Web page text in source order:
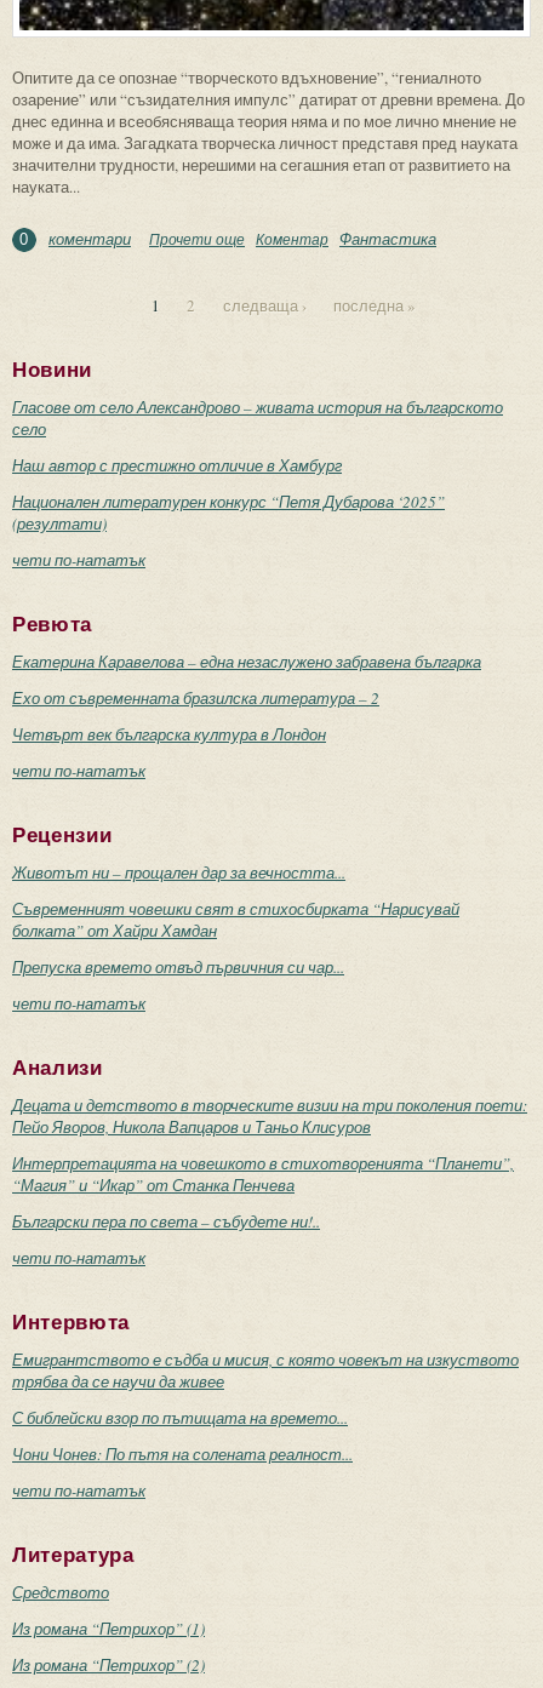
Опитите да се опознае “творческото вдъхновение”, “гениалното
озарение” или “съзидателния импулс” датират от древни времена. До
днес единна и всеобясняваща теория няма и по мое лично мнение не
може и да има. Загадката творческа личност представя пред науката
значителни трудности, нерешими на сегашния етап от развитието на
науката...
0 коментари Прочети още about Направление фантастика (6):
Коментар Фантастика
1 2 следваща › последна »
Новини
Гласове от село Александрово – живата история на българското
село
Наш автор с престижно отличие в Хамбург
Национален литературен конкурс “Петя Дубарова ‘2025”
(резултати)
чети по-нататък
Ревюта
Екатерина Каравелова – една незаслужено забравена българка
Ехо от съвременната бразилска литература – 2
Четвърт век българска култура в Лондон
чети по-нататък
Рецензии
Животът ни – прощален дар за вечността...
Съвременният човешки свят в стихосбирката “Нарисувай
болката” от Хайри Хамдан
Препуска времето отвъд първичния си чар...
чети по-нататък
Анализи
Децата и детството в творческите визии на три поколения поети:
Пейо Яворов, Никола Вапцаров и Таньо Клисуров
Интерпретацията на човешкото в стихотворенията “Планети”,
“Магия” и “Икар” от Станка Пенчева
Български пера по света – събудете ни!..
чети по-нататък
Интервюта
Емигрантството е съдба и мисия, с която човекът на изкуството
трябва да се научи да живее
С библейски взор по пътищата на времето...
Чони Чонев: По пътя на солената реалност...
чети по-нататък
Литература
Средството
Из романа “Петрихор” (1)
Из романа “Петрихор” (2)